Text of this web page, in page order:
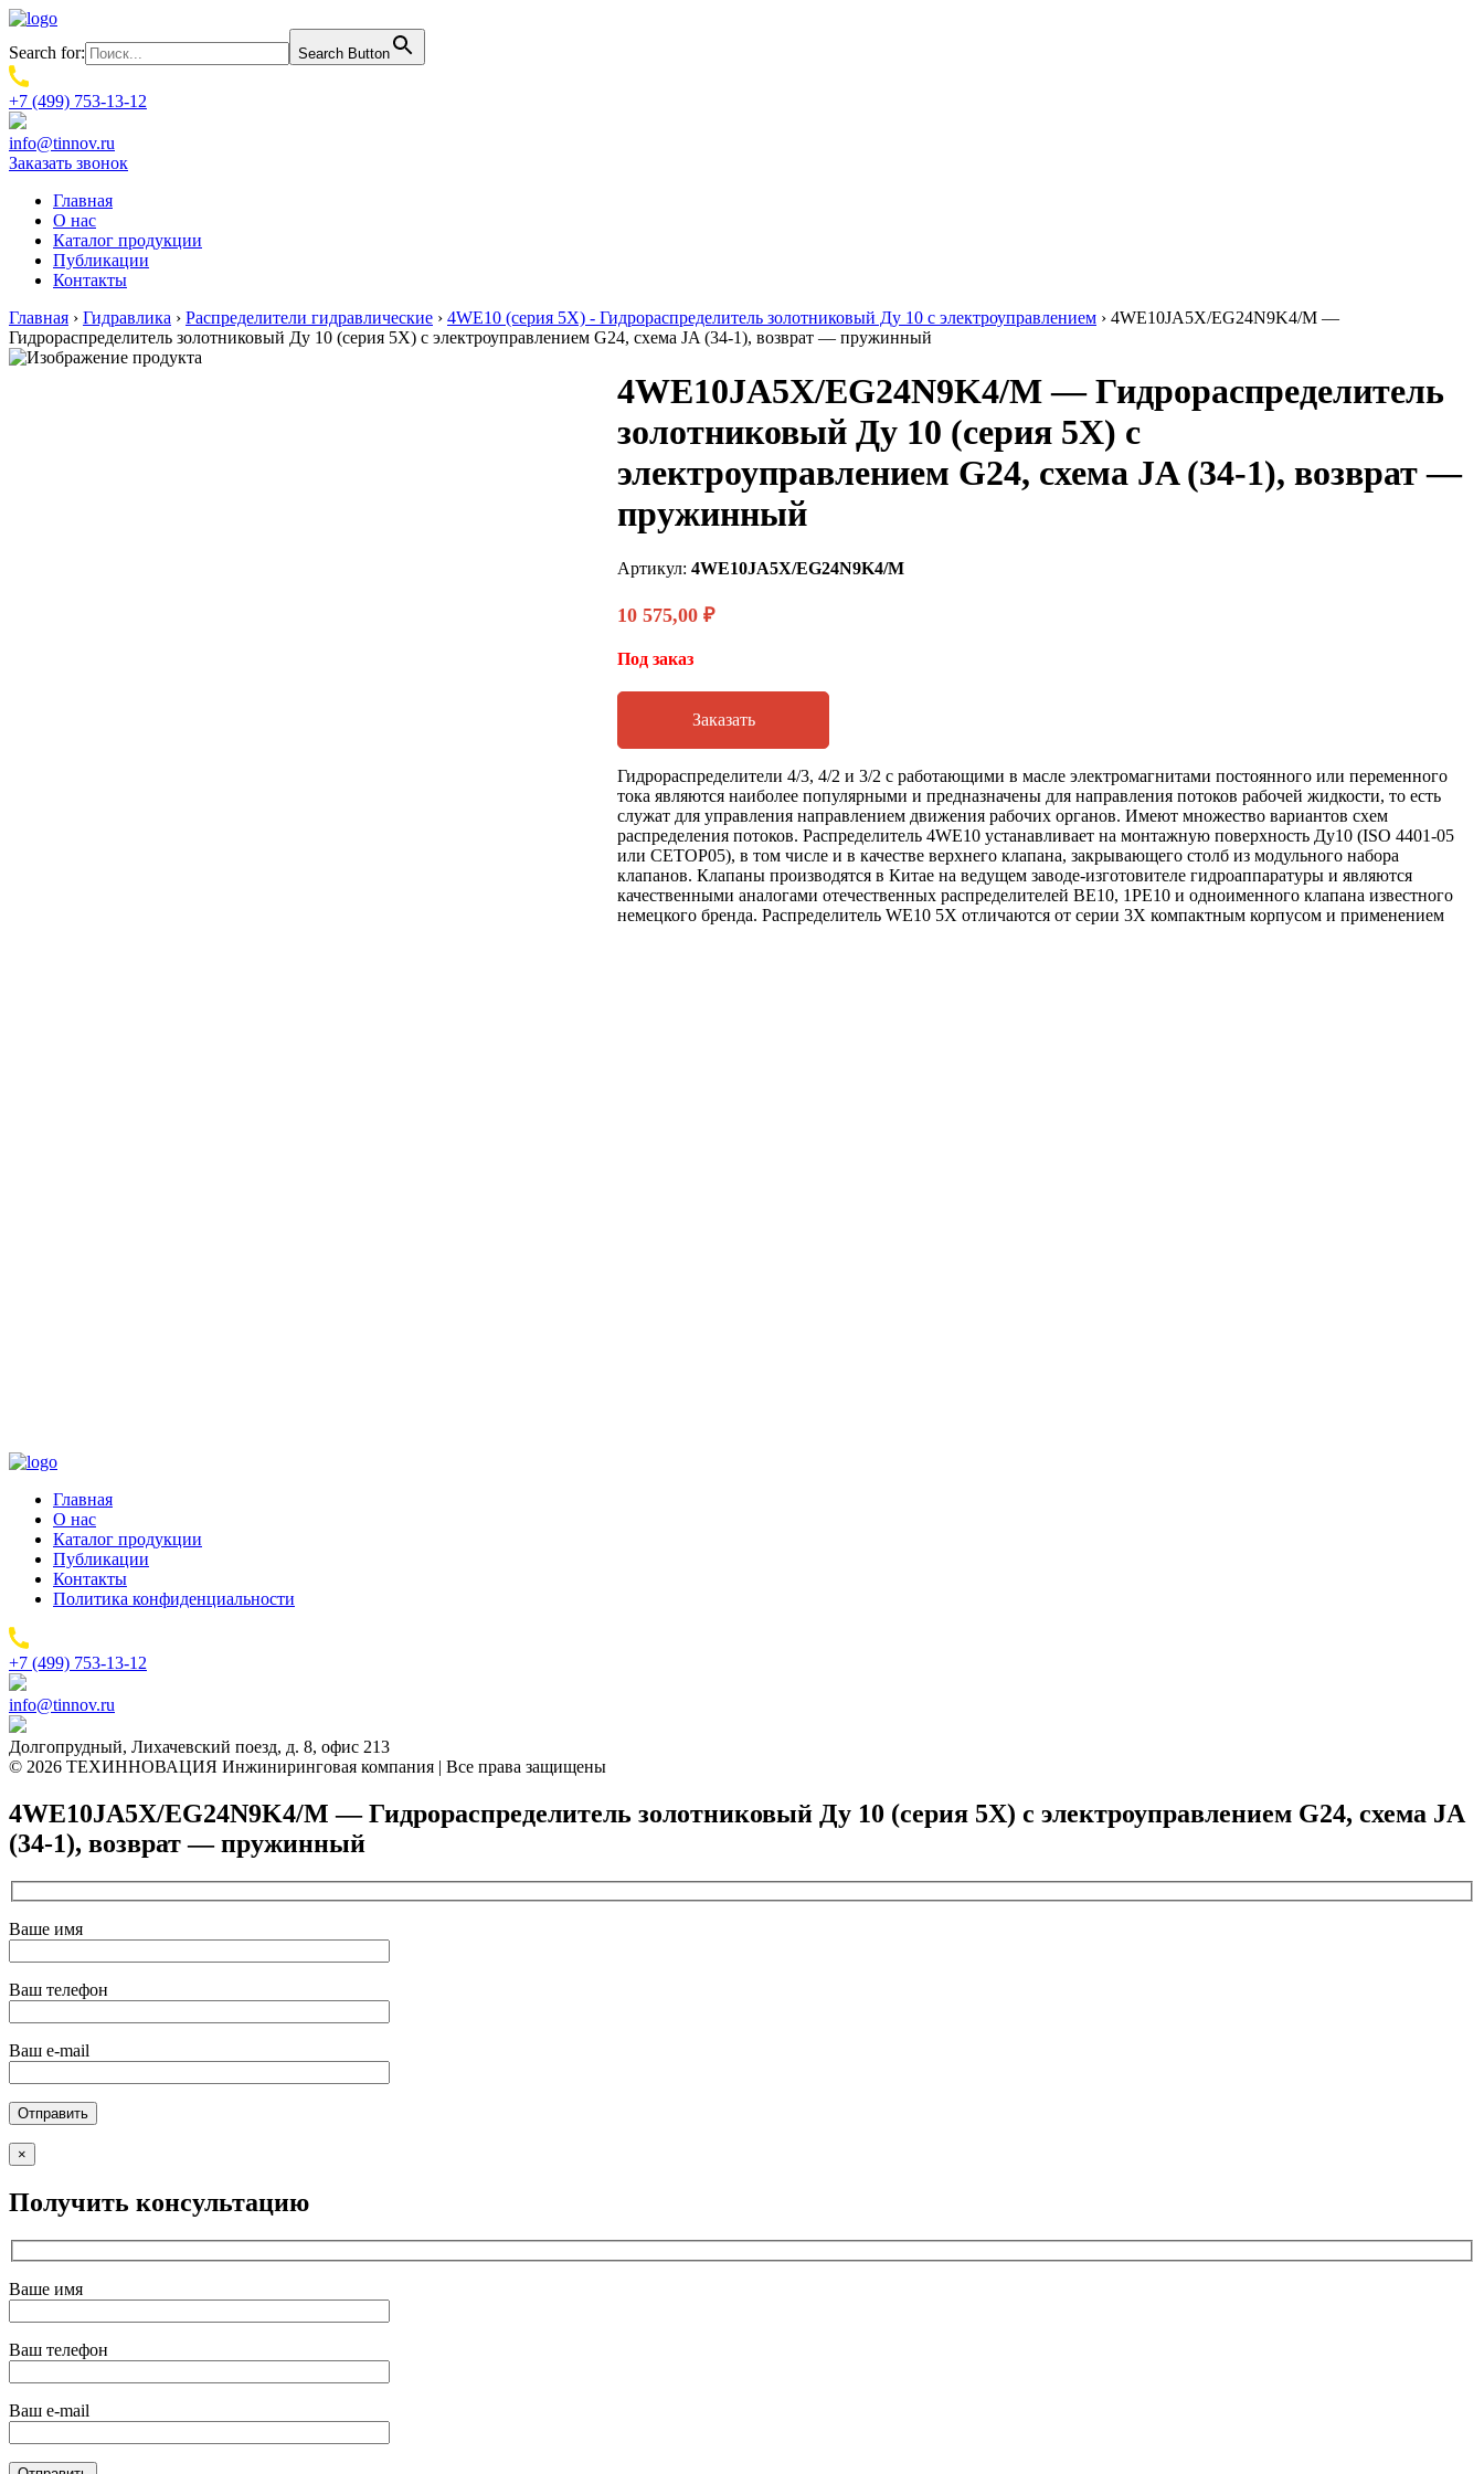
Search for: Search Button
+7 (499) 753-13-12
info@tinnov.ru
Заказать звонок
Главная
О нас
Каталог продукции
Публикации
Контакты
Главная › Гидравлика › Распределители гидравлические › 4WE10 (серия 5X) - Гидрораспределитель золотниковый Ду 10 с электроуправлением › 4WE10JA5X/EG24N9K4/M —
Гидрораспределитель золотниковый Ду 10 (серия 5X) с электроуправлением G24, схема JA (34-1), возврат — пружинный
4WE10JA5X/EG24N9K4/M — Гидрораспределитель
золотниковый Ду 10 (серия 5X) с
электроуправлением G24, схема JA (34-1), возврат —
пружинный
Артикул:4WE10JA5X/EG24N9K4/M
10 575,00₽
Под заказ
Заказать
Гидрораспределители 4/3, 4/2 и 3/2 с работающими в масле электромагнитами постоянного или переменного
тока являются наиболее популярными и предназначены для направления потоков рабочей жидкости, то есть
служат для управления направлением движения рабочих органов. Имеют множество вариантов схем
распределения потоков. Распределитель 4WE10 устанавливает на монтажную поверхность Ду10 (ISO 4401-05
или CETOP05), в том числе и в качестве верхнего клапана, закрывающего столб из модульного набора
клапанов. Клапаны производятся в Китае на ведущем заводе-изготовителе гидроаппаратуры и являются
качественными аналогами отечественных распределителей ВЕ10, 1РЕ10 и одноименного клапана известного
немецкого бренда. Распределитель WE10 5X отличаются от серии 3X компактным корпусом и применением
Главная
О нас
Каталог продукции
Публикации
Контакты
Политика конфиденциальности
+7 (499) 753-13-12
info@tinnov.ru
Долгопрудный, Лихачевский поезд, д. 8, офис 213
© 2026 ТЕХИННОВАЦИЯ Инжиниринговая компания | Все права защищены
4WE10JA5X/EG24N9K4/M — Гидрораспределитель золотниковый Ду 10 (серия 5X) с электроуправлением G24, схема JA
(34-1), возврат — пружинный
Ваше имя
Ваш телефон
Ваш e-mail
×
Получить консультацию
Ваше имя
Ваш телефон
Ваш e-mail